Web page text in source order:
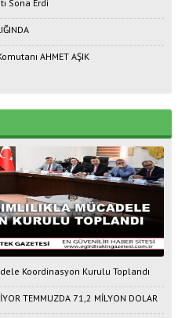
Sona Erdi
AHMET AŞIK
Koordinasyon Kurulu Toplandı
TEMMUZDA 71,2 MİLYON DOLAR